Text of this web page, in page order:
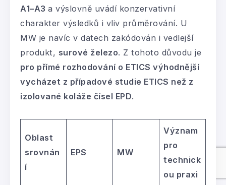
A1–A3 a výslovně uvádí konzervativní
charakter výsledků i vliv průměrování. U
MW je navíc v datech zakódován i vedlejší
produkt, surové železo. Z tohoto důvodu je
pro přímé rozhodování o ETICS výhodnější
vycházet z případové studie ETICS než z
izolované koláže čísel EPD.
Oblast
srovnán
í
EPS MW
Význam
pro
technick
ou praxi